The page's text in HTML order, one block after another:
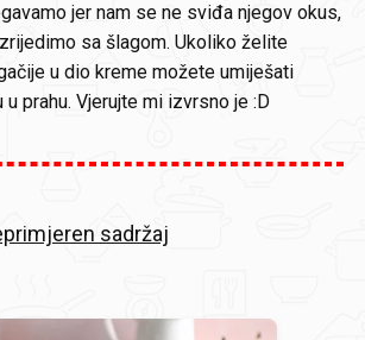
jer nam se ne sviđa njegov okus,
sa šlagom. Ukoliko želite
u dio kreme možete umiješati
prahu. Vjerujte mi izvrsno je :D
sadržaj